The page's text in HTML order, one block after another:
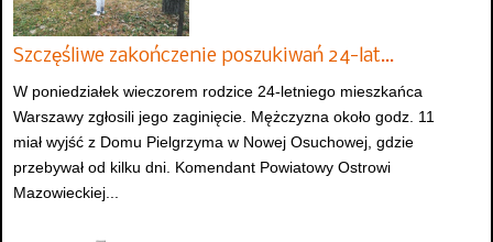
Szczęśliwe zakończenie poszukiwań 24-lat…
W poniedziałek wieczorem rodzice 24-letniego mieszkańca
Warszawy zgłosili jego zaginięcie. Mężczyzna około godz. 11
miał wyjść z Domu Pielgrzyma w Nowej Osuchowej, gdzie
przebywał od kilku dni. Komendant Powiatowy Ostrowi
Mazowieckiej...